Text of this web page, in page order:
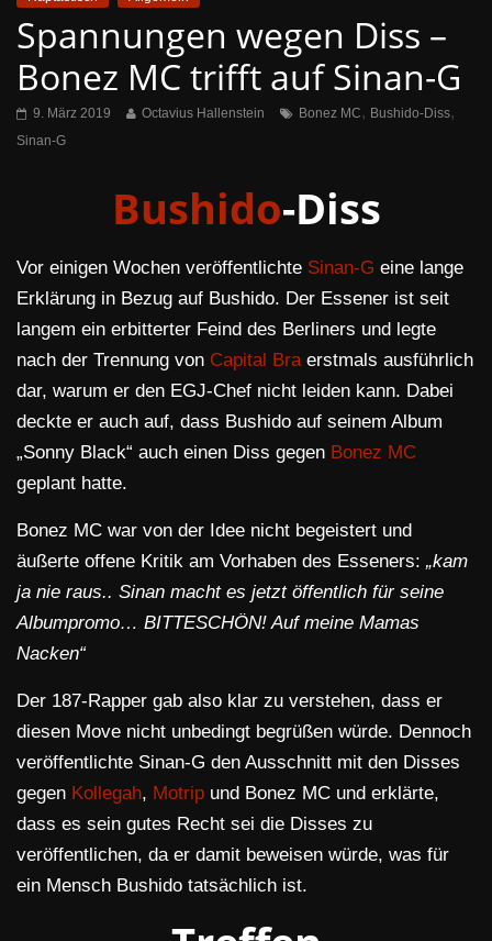
Spannungen wegen Diss –
Bonez MC trifft auf Sinan-G
9. März 2019 Octavius Hallenstein Bonez MC, Bushido-Diss,
Sinan-G
Bushido-Diss
Vor einigen Wochen veröffentlichte Sinan-G eine lange
Erklärung in Bezug auf Bushido. Der Essener ist seit
langem ein erbitterter Feind des Berliners und legte
nach der Trennung von Capital Braerstmals ausführlich
dar, warum er den EGJ-Chef nicht leiden kann. Dabei
deckte er auch auf, dass Bushido auf seinem Album
„Sonny Black“ auch einen Diss gegen Bonez MC
geplant hatte.
Bonez MC war von der Idee nicht begeistert und
äußerte offene Kritik am Vorhaben des Esseners: „kam
ja nie raus.. Sinan macht es jetzt öffentlich für seine
Albumpromo… BITTESCHÖN! Auf meine Mamas
Nacken“
Der 187-Rapper gab also klar zu verstehen, dass er
diesen Move nicht unbedingt begrüßen würde. Dennoch
veröffentlichte Sinan-G den Ausschnitt mit den Disses
gegen Kollegah, Motrip und Bonez MC und erklärte,
dass es sein gutes Recht sei die Disses zu
veröffentlichen, da er damit beweisen würde, was für
ein Mensch Bushido tatsächlich ist.